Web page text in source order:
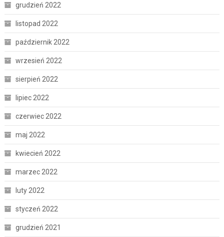
grudzień 2022
listopad 2022
październik 2022
wrzesień 2022
sierpień 2022
lipiec 2022
czerwiec 2022
maj 2022
kwiecień 2022
marzec 2022
luty 2022
styczeń 2022
grudzień 2021